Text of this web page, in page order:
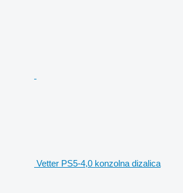
Vetter PS5-4,0 konzolna dizalica